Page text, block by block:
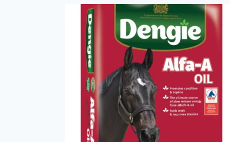
Polecane produkty